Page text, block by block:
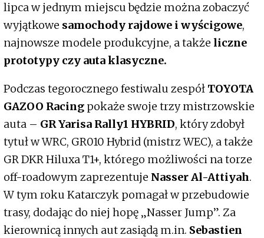
lipca w jednym miejscu będzie można zobaczyć
wyjątkowe samochody rajdowe i wyścigowe,
najnowsze modele produkcyjne, a także liczne
prototypy czy auta klasyczne.
Podczas tegorocznego festiwalu zespół TOYOTA
GAZOO Racing pokaże swoje trzy mistrzowskie
auta – GR Yarisa Rally1 HYBRID, który zdobył
tytuł w WRC, GR010 Hybrid (mistrz WEC), a także
GR DKR Hiluxa T1+, którego możliwości na torze
off-roadowym zaprezentuje Nasser Al-Attiyah.
W tym roku Katarczyk pomagał w przebudowie
trasy, dodając do niej hopę „Nasser Jump”. Za
kierownicą innych aut zasiądą m.in. Sebastien